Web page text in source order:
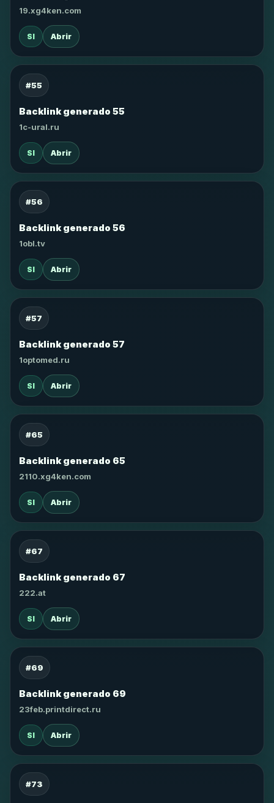
19.xg4ken.com
SI Abrir
#55
Backlink generado 55
1c-ural.ru
SI Abrir
#56
Backlink generado 56
1obl.tv
SI Abrir
#57
Backlink generado 57
1optomed.ru
SI Abrir
#65
Backlink generado 65
2110.xg4ken.com
SI Abrir
#67
Backlink generado 67
222.at
SI Abrir
#69
Backlink generado 69
23feb.printdirect.ru
SI Abrir
#73